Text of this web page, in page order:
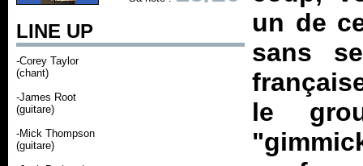
LINE UP
-Corey Taylor
(chant)
-James Root
(guitare)
-Mick Thompson
(guitare)
un de
sans
le